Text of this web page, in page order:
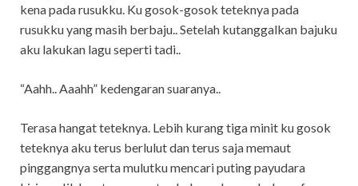
kena pada rusukku. Ku gosok-gosok teteknya pada
rusukku yang masih berbaju.. Setelah kutanggalkan bajuku
aku lakukan lagu seperti tadi..
“Aahh.. Aaahh” kedengaran suaranya..
Terasa hangat teteknya. Lebih kurang tiga minit ku gosok
teteknya aku terus berlulut dan terus saja memaut
pinggangnya serta mulutku mencari puting payudara